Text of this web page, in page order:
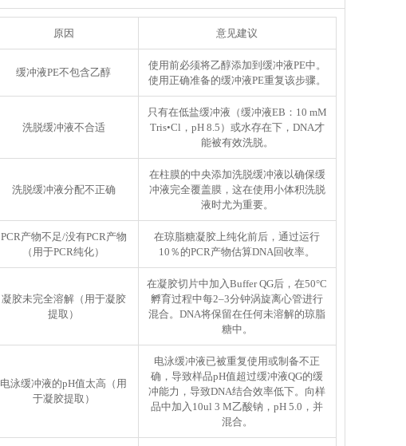
原因 意见建议
缓冲液PE不包含乙醇
使用前必须将乙醇添加到缓冲液PE中。
使用正确准备的缓冲液PE重复该步骤。
洗脱缓冲液不合适
只有在低盐缓冲液（缓冲液EB：10 mM
Tris•Cl，pH 8.5）或水存在下，DNA才
能被有效洗脱。
洗脱缓冲液分配不正确
在柱膜的中央添加洗脱缓冲液以确保缓
冲液完全覆盖膜，这在使用小体积洗脱
液时尤为重要。
PCR产物不足/没有PCR产物
（用于PCR纯化）
在琼脂糖凝胶上纯化前后，通过运行
10％的PCR产物估算DNA回收率。
凝胶未完全溶解（用于凝胶
提取）
在凝胶切片中加入Buffer QG后，在50°C
孵育过程中每2–3分钟涡旋离心管进行
混合。DNA将保留在任何未溶解的琼脂
糖中。
电泳缓冲液的pH值太高（用
于凝胶提取）
电泳缓冲液已被重复使用或制备不正
确，导致样品pH值超过缓冲液QG的缓
冲能力，导致DNA结合效率低下。向样
品中加入10ul 3 M乙酸钠，pH 5.0，并
混合。